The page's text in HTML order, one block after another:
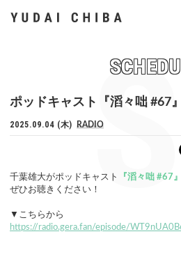
ポッドキャスト『滔々咄 #67
2025.09.04 (木) RADIO
千葉雄大がポッドキャスト 『滔々咄 #67』
ぜひお聴きください！
▼こちらから
https://radio.gera.fan/episode/